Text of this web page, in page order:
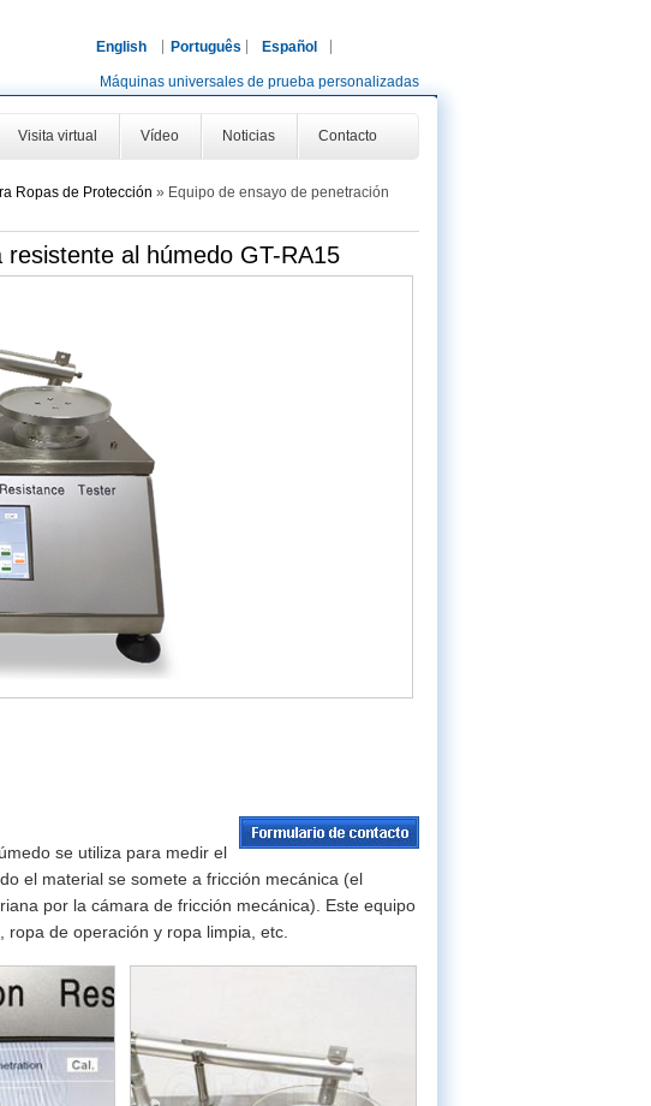
English Português Español
Máquinas universales de prueba personalizadas
Visita virtual Vídeo Noticias Contacto
Ropas de Protección » Equipo de ensayo de penetración
al húmedo GT-RA15
se utiliza para medir el
el material se somete a fricción mecánica (el
por la cámara de fricción mecánica). Este equipo
de operación y ropa limpia, etc.